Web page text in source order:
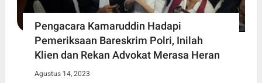
Pengacara Kamaruddin Hadapi
Pemeriksaan Bareskrim Polri, Inilah
Klien dan Rekan Advokat Merasa Heran
Agustus 14, 2023